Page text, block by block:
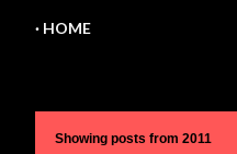
HOME
Showing posts from 2011